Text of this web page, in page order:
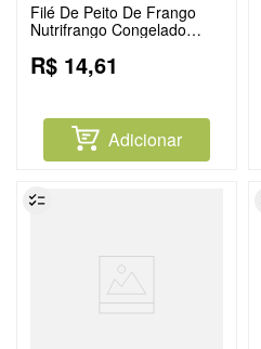
Filé De Peito De Frango
Nutrifrango Congelado
R$ 14,61
Adicionar